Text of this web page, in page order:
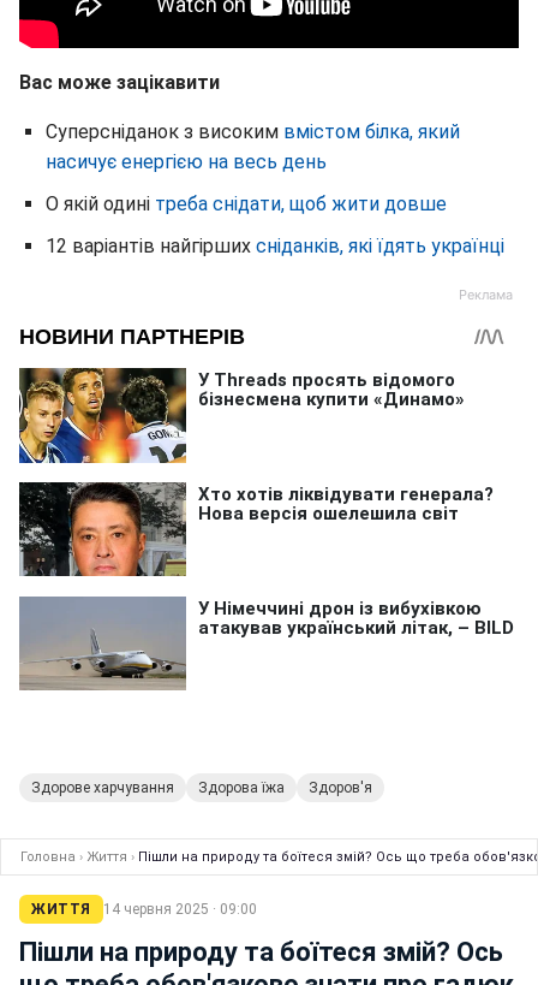
Вас може зацікавити
Суперсніданок з високим вмістом білка, який
насичує енергією на весь день
О якій одині треба снідати, щоб жити довше
12 варіантів найгірших сніданків, які їдять українці
Здорове харчування Здорова їжа Здоров'я
Головна › Життя › Пішли на природу та боїтеся змій? Ось що треба
ЖИТТЯ 14 червня 2025 · 09:00
Пішли на природу та боїтеся змій? Ось